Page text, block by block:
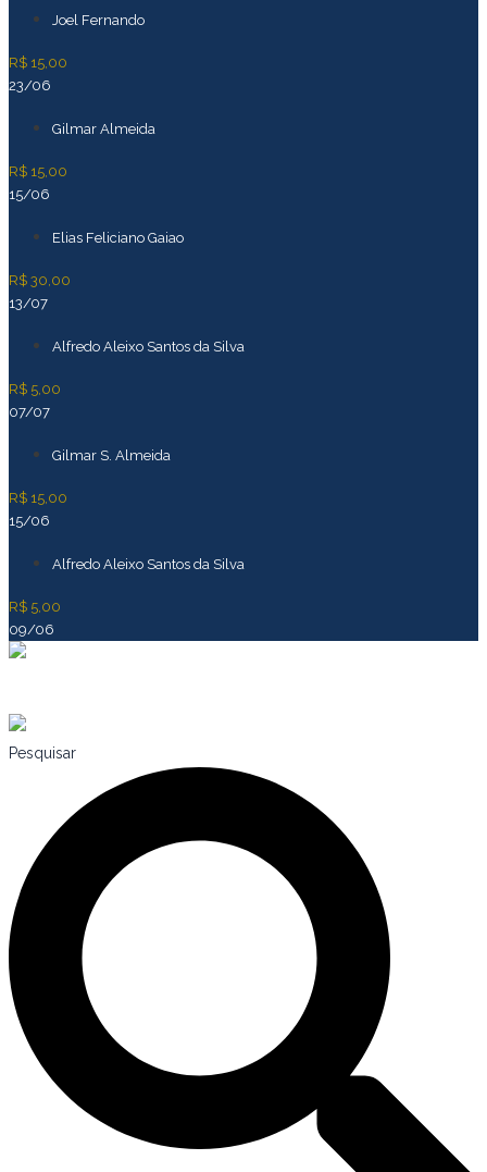
Joel Fernando
R$ 15,00
23/06
Gilmar Almeida
R$ 15,00
15/06
Elias Feliciano Gaiao
R$ 30,00
13/07
Alfredo Aleixo Santos da Silva
R$ 5,00
07/07
Gilmar S. Almeida
R$ 15,00
15/06
Alfredo Aleixo Santos da Silva
R$ 5,00
09/06
Pesquisar